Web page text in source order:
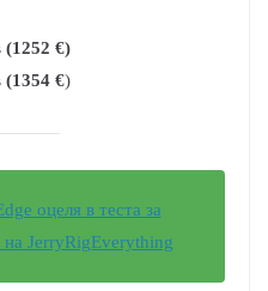
(1252 €)
(1354 €)
оцеля в теста за
на JerryRigEverything